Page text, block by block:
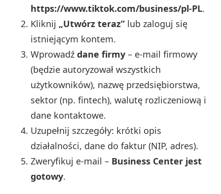
https://www.tiktok.com/business/pl-PL.
Kliknij „Utwórz teraz” lub zaloguj się
istniejącym kontem.
Wprowadźdane firmy – e-mail firmowy
(będzie autoryzował wszystkich
użytkowników), nazwę przedsiębiorstwa,
sektor (np. fintech), walutę rozliczeniową i
dane kontaktowe.
Uzupełnij szczegóły: krótki opis
działalności, dane do faktur (NIP, adres).
Zweryfikuj e-mail – Business Center jest
gotowy.